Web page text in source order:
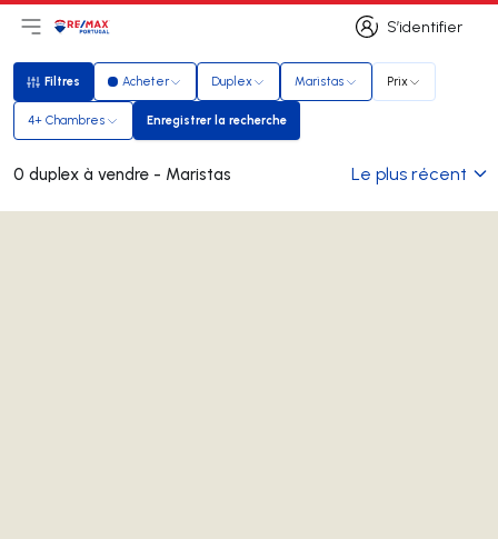
S’identifier
S’identifier
Ouvrir le menu principal
LogoAller à la page d’accueil
Filtres
Filtres Acheter Duplex Maristas Prix
4+ Chambres Enregistrer la recherche
Enregistrer la recherche
0 duplex à vendre - Maristas Le plus récent